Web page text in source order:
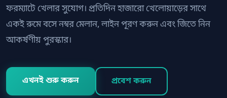
ফরম্যাটে খেলার সুযোগ। প্রতিদিন হাজারো খেলোয়াড়ের সাথে
একই রুমে বসে নম্বর মেলান, লাইন পূরণ করুন এবং জিতে নিন
আকর্ষণীয় পুরস্কার।
এখনই শুরু করুন প্রবেশ করুন